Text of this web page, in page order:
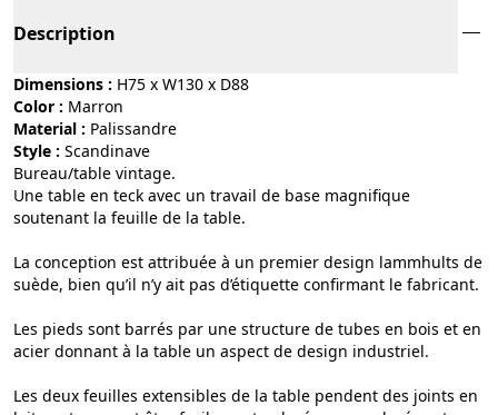
Description
Dimensions : H75 x W130 x D88
Color :
marron
Material :
palissandre
Style :
scandinave
Bureau/table vintage.
Une table en teck avec un travail de base magnifique
soutenant la feuille de la table.
La conception est attribuée à un premier design lammhults de
suède, bien qu’il n’y ait pas d’étiquette confirmant le fabricant.
Les pieds sont barrés par une structure de tubes en bois et en
acier donnant à la table un aspect de design industriel.
Les deux feuilles extensibles de la table pendent des joints en